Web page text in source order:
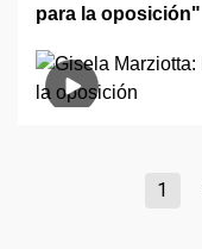
para la oposición"
1